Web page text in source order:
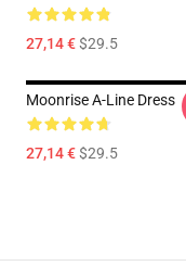
27,14 €$29.5
Moonrise A-Line Dress
27,14 €$29.5